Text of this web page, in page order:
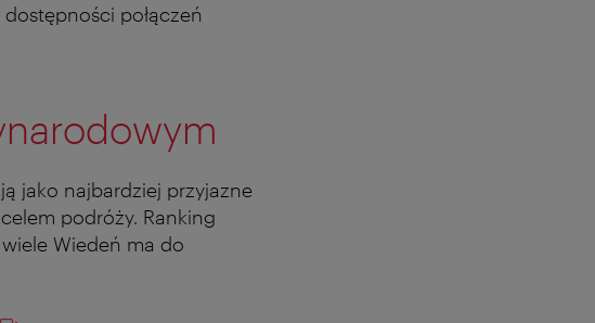
połączeń
jako najbardziej przyjazne
podróży. Ranking
Wiedeń ma do